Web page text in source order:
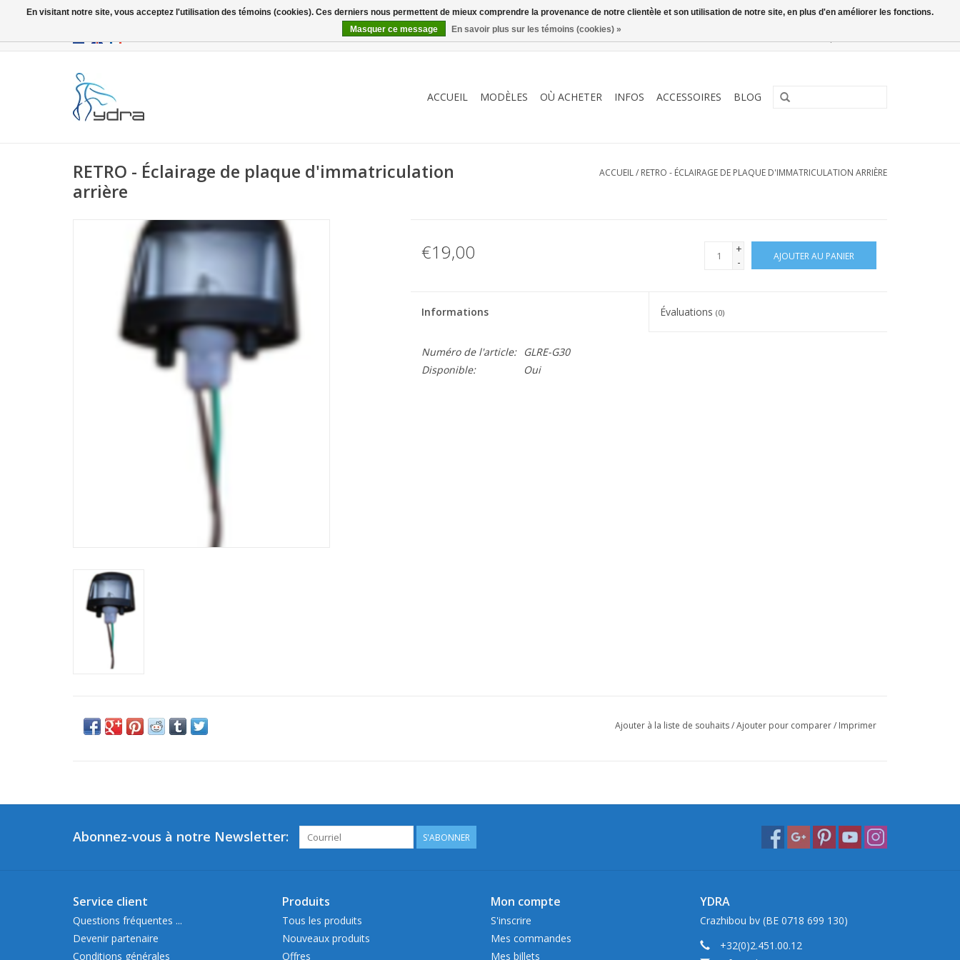
ACCUEIL MODÈLES OÙ ACHETER INFOS ACCESSOIRES BLOG
RETRO - Éclairage de plaque d'immatriculation
arrière
ACCUEIL/ RETRO - ÉCLAIRAGE DE PLAQUE D'IMMATRICULATION ARRIÈRE
€19,00
+
-
AJOUTER AU PANIER
Informations Évaluations(0)
Numéro de l'article:
GLRE-G30
Disponible:
Oui
Ajouter à la liste de souhaits/Ajouter pour comparer/ Imprimer
Abonnez-vous à notre Newsletter: S'ABONNER
Service client
Questions fréquentes ...
Devenir partenaire
Conditions générales
Produits
Tous les produits
Nouveaux produits
Offres
Mon compte
S'inscrire
Mes commandes
Mes billets
YDRA
Crazhibou bv (BE 0718 699 130)
+32(0)2.451.00.12
En visitant notre site, vous acceptez l'utilisation des témoins (cookies). Ces derniers nous permettent de mieux comprendre la provenance de notre clientèle et son utilisation de notre site, en plus d'en améliorer les fonctions.
Masquer ce message
En savoir plus sur les témoins (cookies) »